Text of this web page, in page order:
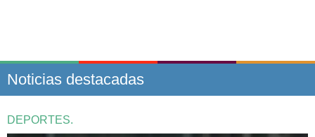
Noticias destacadas
DEPORTES.